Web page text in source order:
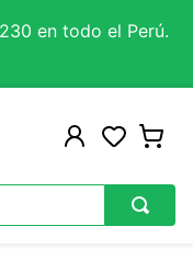
en todo el Perú.